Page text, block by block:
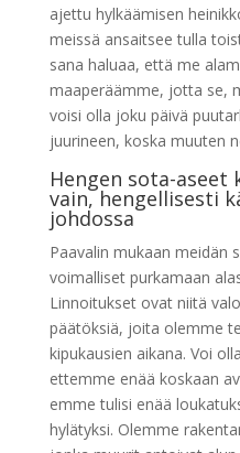
ajettu hylkäämisen
meissä ansaitsee tulla
sana haluaa, että me
maaperäämme, jotta se,
voisi olla joku päivä
juurineen, koska muuten
Hengen sota-aseet
vain, hengellisesti
johdossa
Paavalin mukaan meidän
voimalliset purkamaan
Linnoitukset ovat niitä
päätöksiä, joita olemme
kipukausien aikana. Voi
ettemme enää koskaan
emme tulisi enää
hylätyksi. Olemme